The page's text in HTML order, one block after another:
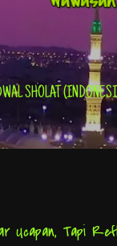
SHOLAT
Ucapan, Tapi